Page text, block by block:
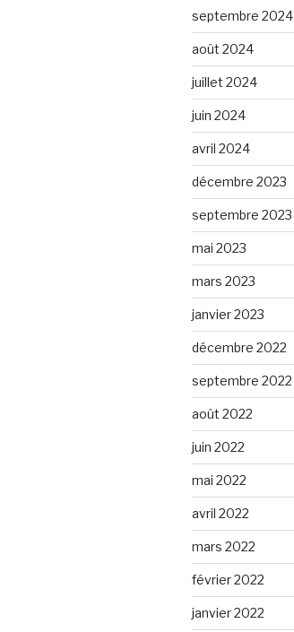
septembre 2024
août 2024
juillet 2024
juin 2024
avril 2024
décembre 2023
septembre 2023
mai 2023
mars 2023
janvier 2023
décembre 2022
septembre 2022
août 2022
juin 2022
mai 2022
avril 2022
mars 2022
février 2022
janvier 2022